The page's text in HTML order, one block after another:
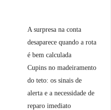
A surpresa na conta
desaparece quando a rota
é bem calculada
Cupins no madeiramento
do teto: os sinais de
alerta e a necessidade de
reparo imediato